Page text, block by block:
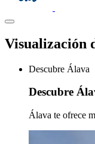
Visualización
Descubre Álava
Descubre
Álava te ofrece